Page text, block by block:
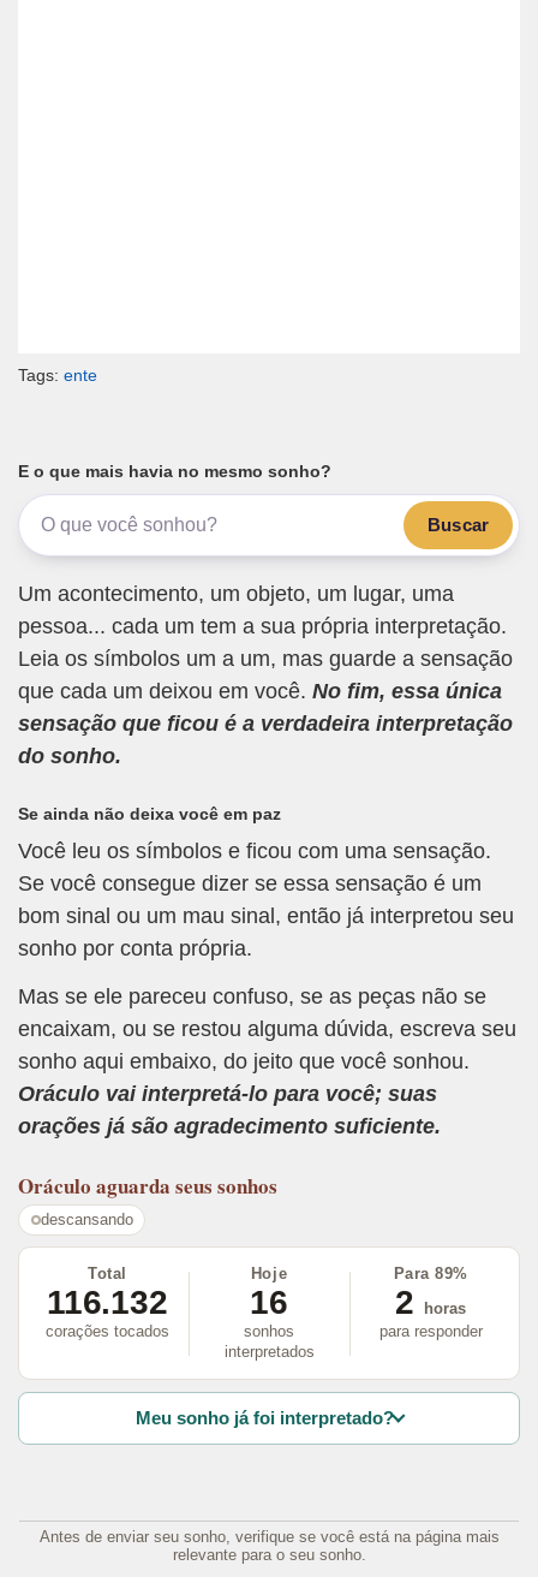
Tags: ente
E o que mais havia no mesmo sonho?
Buscar
Um acontecimento, um objeto, um lugar, uma
pessoa... cada um tem a sua própria interpretação.
Leia os símbolos um a um, mas guarde a sensação
que cada um deixou em você. No fim, essa única
sensação que ficou é a verdadeira interpretação
do sonho.
Se ainda não deixa você em paz
Você leu os símbolos e ficou com uma sensação.
Se você consegue dizer se essa sensação é um
bom sinal ou um mau sinal, então já interpretou seu
sonho por conta própria.
Mas se ele pareceu confuso, se as peças não se
encaixam, ou se restou alguma dúvida, escreva seu
sonho aqui embaixo, do jeito que você sonhou.
Oráculo vai interpretá-lo para você; suas
orações já são agradecimento suficiente.
Oráculo aguarda seus sonhos
descansando
Total
116.132
corações tocados
Hoje
16
sonhos
interpretados
Para 89%
2
horas
para responder
Meu sonho já foi interpretado?
Antes de enviar seu sonho, verifique se você está na página mais
relevante para o seu sonho.